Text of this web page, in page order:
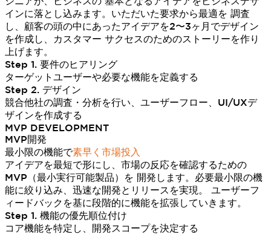
インに落とし込みます。いただいた要求から最適を 調査
し、顧客の頭の中にあったアイデアを2〜3ヶ月でデザイン
を作成し、カスタマー サクセスのためのストーリーを作り
上げます。
Step 1. 要件のヒアリング
ターゲットユーザーや必要な機能を定義する
Step 2. デザイン
競合他社の調査・分析を行い、ユーザーフロー、UI/UXデ
ザインを作成する
MVP DEVELOPMENT
MVP開発
最小限の機能で素早く市場投入
アイデアを最短で形にし、市場の反応を確認するための
MVP（最小実行可能製品）を 開発します。必要最小限の機
能に絞り込み、迅速な開発とリリースを実現。 ユーザーフ
ィードバックを基に段階的に機能を拡張していきます。
Step 1. 機能の優先順位付け
コア機能を特定し、開発スコープを決定する